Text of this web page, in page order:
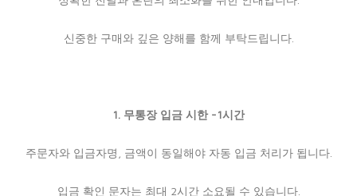
신중한 구매와 깊은 양해를 함께 부탁드립니다.
1. 무통장 입금 시한 -1시간
주문자와 입금자명, 금액이 동일해야 자동 입금 처리가 됩니다.
입금 확인 문자는 최대 2시간 소요될 수 있습니다.